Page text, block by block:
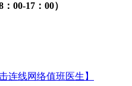
00-17：00）
击连线网络值班医生】